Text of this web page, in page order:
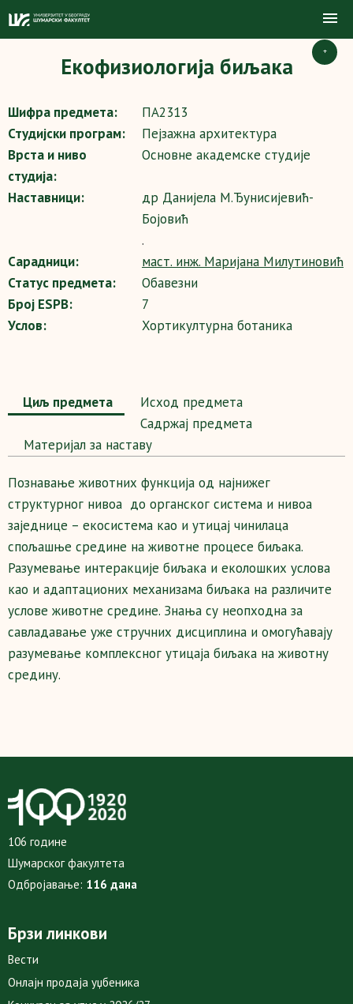
+
Екофизиологија биљака
Шифра предмета:
ПА2313
Студијски програм:
Пејзажна архитектура
Врста и ниво
студија:
Основне академске студије
Наставници:
др Данијела М.Ђунисијевић-
Бојовић
.
Сарадници:
маст. инж. Маријана Милутиновић
Статус предмета:
Обавезни
Број ESPB:
7
Услов:
Хортикултурна ботаника
Циљ предмета
Исход предмета
Садржај предмета
Maтеријал за наставу
Познавање животних функција од најнижег
структурног нивоа до органског система и нивоа
заједнице – екосистема као и утицај чинилаца
спољашње средине на животне процесе биљака.
Разумевање интеракције биљака и еколошких услова
као и адаптационих механизама биљака на различите
услове животне средине. Знања су неопходна за
савладавање уже стручних дисциплина и омогућавају
разумевање комплексног утицаја биљака на животну
средину.
106 године
Шумарског факултета
Одбројавање: 116 дана
Брзи линкови
Вести
Онлајн продаја уџбеника